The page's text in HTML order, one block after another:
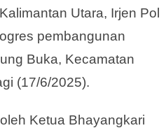
Utara, Irjen Pol
pembangunan
Buka, Kecamatan
(17/6/2025).
Ketua Bhayangkari